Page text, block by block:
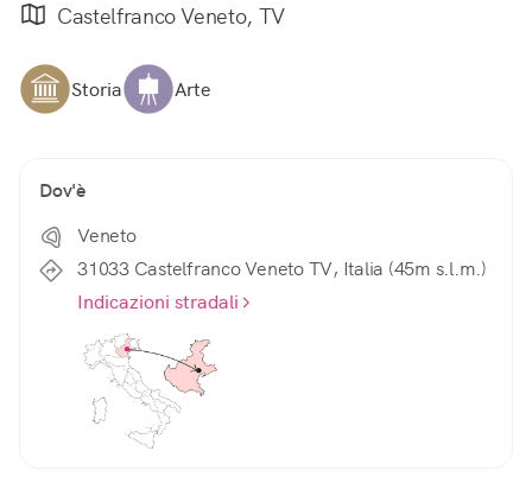
Castelfranco Veneto, TV
Storia Arte
Dov'è
Veneto
31033 Castelfranco Veneto TV, Italia (45m s.l.m.)
Indicazioni stradali